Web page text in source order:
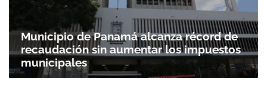
Municipio de Panamá alcanza récord de
recaudación sin aumentar los impuestos
municipales